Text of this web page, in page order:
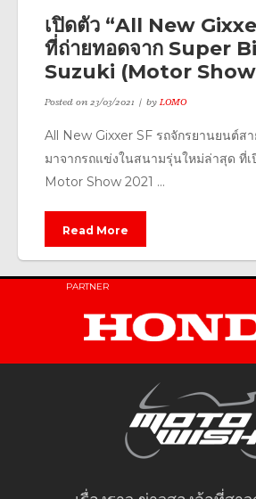
เปิดตัว “All New
ที่ถ่ายทอดจาก Super
Suzuki (Motor Show
Posted on23/03/2021 byLOMO
All New Gixxer SF รถจักรยานยนต์ส
มาจากรถแข่งในสนามรุ่นใหม่ล่าสุด ที่
Motor Show 2021 ...
Read More
PARTNER